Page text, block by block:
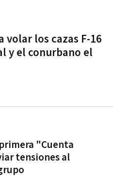
volar los cazas F-16
y el conurbano el
"Cuenta
tensiones al